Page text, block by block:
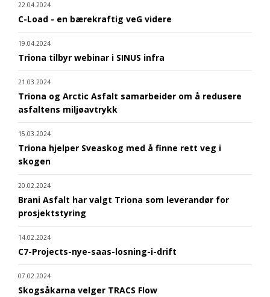
22.04.2024
C-Load - en bærekraftig veG videre
19.04.2024
Triona tilbyr webinar i SINUS infra
21.03.2024
Triona og Arctic Asfalt samarbeider om å redusere
asfaltens miljøavtrykk
15.03.2024
Triona hjelper Sveaskog med å finne rett veg i
skogen
20.02.2024
Brani Asfalt har valgt Triona som leverandør for
prosjektstyring
14.02.2024
C7-Projects-nye-saas-losning-i-drift
07.02.2024
Skogsåkarna velger TRACS Flow